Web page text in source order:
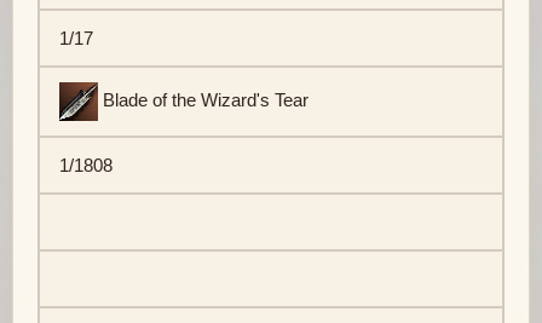
1/17
Blade of the Wizard's Tear
1/1808